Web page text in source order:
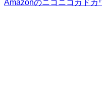
Amazonのニコニコカドカ